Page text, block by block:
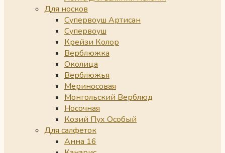
Для носков
Супервоуш Артисан
Супервоуш
Крейзи Колор
Верблюжка
Околица
Верблюжья
Мериносовая
Монгольский Верблюд
Носочная
Козий Пух Особый
Для салфеток
Анна 16